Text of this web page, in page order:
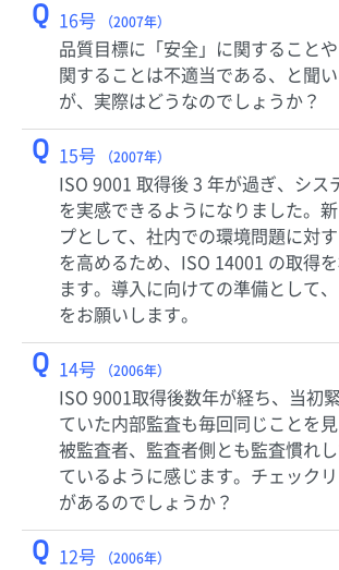
Q 16号 （2007年）
品質目標に「安全」に関すること
関することは不適当である、と聞
が、実際はどうなのでしょうか？
Q 15号 （2007年）
ISO 9001 取得後 3 年が過ぎ、シス
を実感できるようになりました。
プとして、社内での環境問題に対
を高めるため、ISO 14001 の取得
ます。導入に向けての準備として
をお願いします。
Q 14号 （2006年）
ISO 9001取得後数年が経ち、当初
ていた内部監査も毎回同じことを見
被監査者、監査者側とも監査慣れ
ているように感じます。チェック
があるのでしょうか？
Q 12号 （2006年）